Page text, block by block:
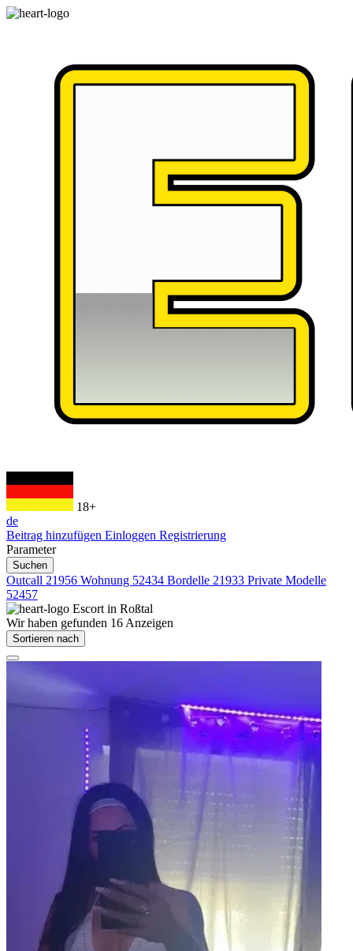
18+
de
Beitrag hinzufügen Einloggen Registrierung
Parameter
Suchen
Outcall 21956 Wohnung 52434 Bordelle 21933 Private Modelle
52457
Escort in Roßtal
Wir haben gefunden 16 Anzeigen
Sortieren nach